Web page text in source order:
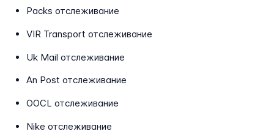
Packs отслеживание
VIR Transport отслеживание
Uk Mail отслеживание
An Post отслеживание
OOCL отслеживание
Nike отслеживание